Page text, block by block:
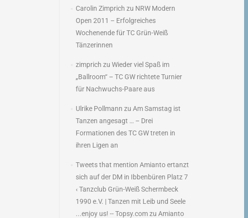
Carolin Zimprich zu NRW Modern
Open 2011 – Erfolgreiches
Wochenende für TC Grün-Weiß
Tänzerinnen
zimprich zu Wieder viel Spaß im
„Ballroom“ – TC GW richtete Turnier
für Nachwuchs-Paare aus
Ulrike Pollmann zu Am Samstag ist
Tanzen angesagt … – Drei
Formationen des TC GW treten in
ihren Ligen an
Tweets that mention Amianto ertanzt
sich auf der DM in Ibbenbüren Platz 7
‹ Tanzclub Grün-Weiß Schermbeck
1990 e.V. | Tanzen mit Leib und Seele
...enjoy us! -- Topsy.comzu Amianto